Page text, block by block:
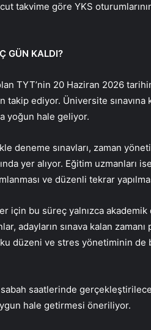
takvime göre YKS
GÜN KALDI?
TYT’nin 20 Haziran 2026
takip ediyor. Üniversite
yoğun hale geliyor.
deneme sınavları, zaman
yer alıyor. Eğitim uzmanları
ve düzenli tekrar
için bu süreç yalnızca
adayların sınava kalan
düzeni ve stres yönetiminin de
saatlerinde
hale getirmesi öneriliyor.